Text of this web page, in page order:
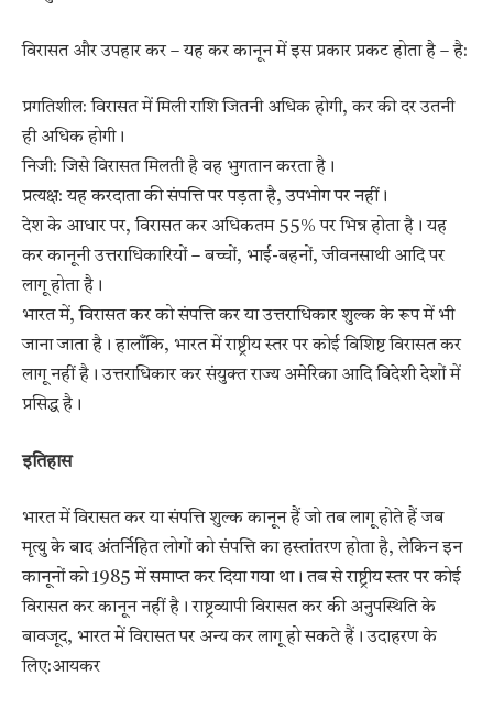
विरासत और उपहार कर – यह कर कानून में इस प्रकार प्रकट होता है – है:
प्रगतिशील: विरासत में मिली राशि जितनी अधिक होगी, कर की दर उतनी
ही अधिक होगी।
निजी: जिसे विरासत मिलती है वह भुगतान करता है।
प्रत्यक्ष: यह करदाता की संपत्ति पर पड़ता है, उपभोग पर नहीं।
देश के आधार पर, विरासत कर अधिकतम 55% पर भिन्न होता है। यह
कर कानूनी उत्तराधिकारियों – बच्चों, भाई-बहनों, जीवनसाथी आदि पर
लागू होता है।
भारत में, विरासत कर को संपत्ति कर या उत्तराधिकार शुल्क के रूप में भी
जाना जाता है। हालाँकि, भारत में राष्ट्रीय स्तर पर कोई विशिष्ट विरासत कर
लागू नहीं है। उत्तराधिकार कर संयुक्त राज्य अमेरिका आदि विदेशी देशों में
प्रसिद्ध है।
इतिहास
भारत में विरासत कर या संपत्ति शुल्क कानून हैं जो तब लागू होते हैं जब
मृत्यु के बाद अंतर्निहित लोगों को संपत्ति का हस्तांतरण होता है, लेकिन इन
कानूनों को 1985 में समाप्त कर दिया गया था। तब से राष्ट्रीय स्तर पर कोई
विरासत कर कानून नहीं है। राष्ट्रव्यापी विरासत कर की अनुपस्थिति के
बावजूद, भारत में विरासत पर अन्य कर लागू हो सकते हैं। उदाहरण के
लिए:आयकर